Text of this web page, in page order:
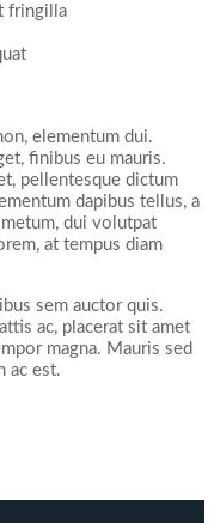
fringilla
elementum dui.
finibus eu mauris.
pellentesque dictum
dapibus tellus, a
dui volutpat
at tempus diam
sem auctor quis.
ac, placerat sit amet
magna. Mauris sed
ac est.